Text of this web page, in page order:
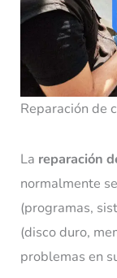
Reparación de
La reparación
normalmente
(programas,
(disco duro,
problemas en